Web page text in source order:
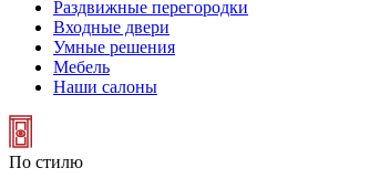
Раздвижные перегородки
Входные двери
Умные решения
Мебель
Наши салоны
По стилю